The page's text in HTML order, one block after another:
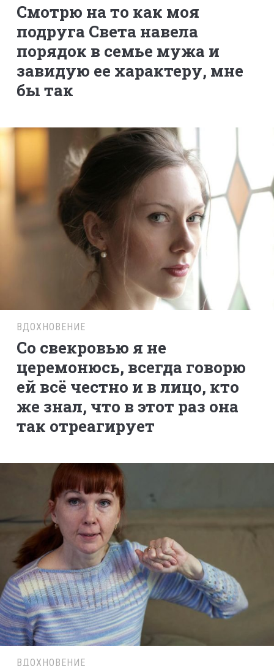
Смотрю на то как моя
подруга Света навела
порядок в семье мужа и
завидую ее характеру, мне
бы так
ВДОХНОВЕНИЕ
Со свекровью я не
церемонюсь, всегда говорю
ей всё честно и в лицо, кто
же знал, что в этот раз она
так отреагирует
ВДОХНОВЕНИЕ